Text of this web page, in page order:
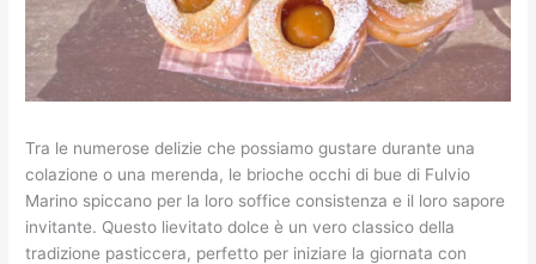
Tra le numerose delizie che possiamo gustare durante una
colazione o una merenda, le brioche occhi di bue di Fulvio
Marino spiccano per la loro soffice consistenza e il loro sapore
invitante. Questo lievitato dolce è un vero classico della
tradizione pasticcera, perfetto per iniziare la giornata con